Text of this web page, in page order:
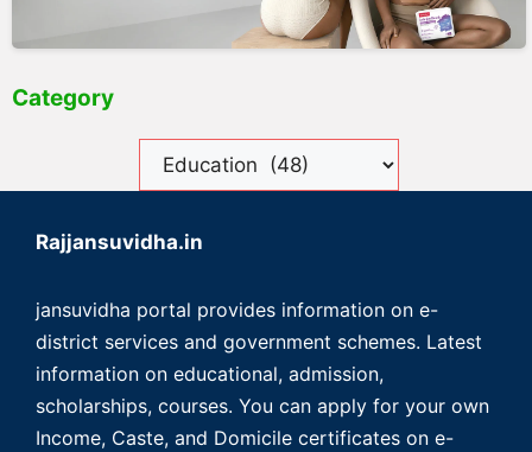
Category
Rajjansuvidha.in
jansuvidha portal provides information on e-
district services and government schemes. Latest
information on educational, admission,
scholarships, courses. You can apply for your own
Income, Caste, and Domicile certificates on e-